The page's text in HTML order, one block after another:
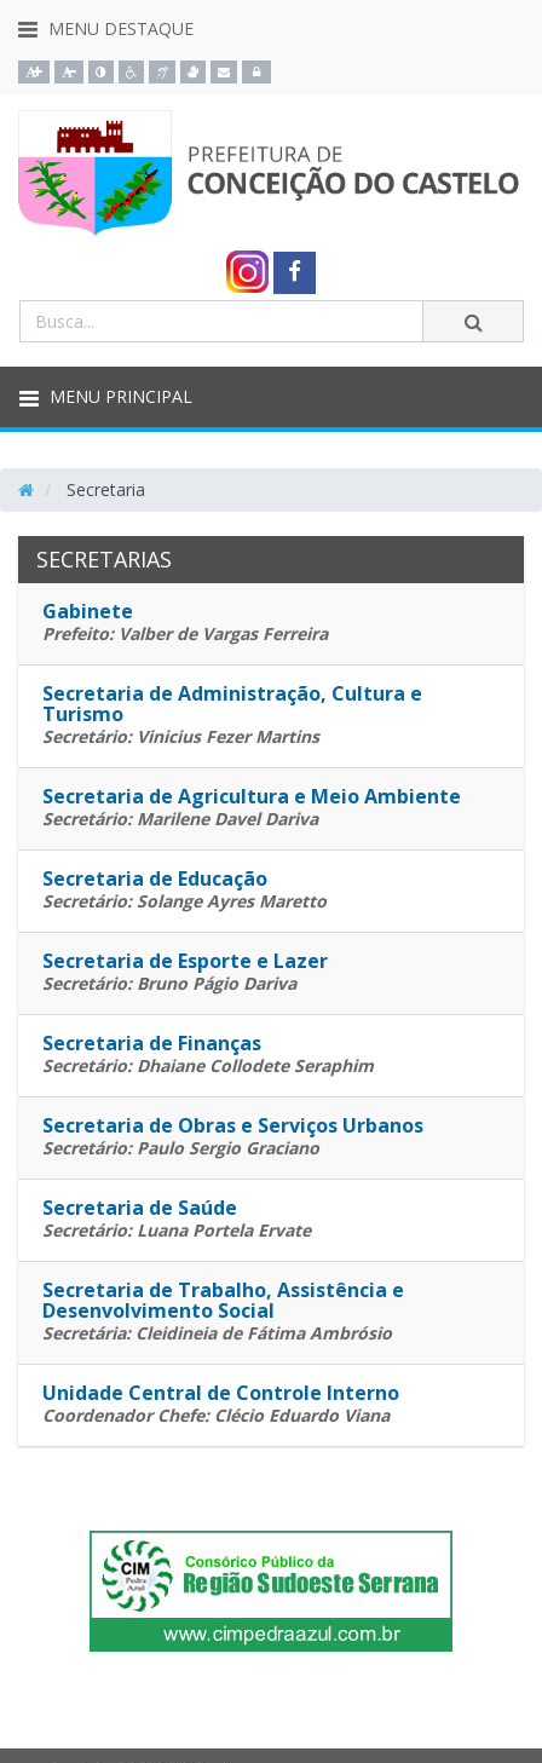
MENU DESTAQUE
Ação para aumentar tamanho da fonte do site
Ação para diminuir tamanho da fonte do site
Ação para aplicar auto contraste no site
Acessar página sobre acessibilidade do site
Acessar página sobre NVDA - Leitor de Tela
Acessar página sobre VLibras - Tradutor de Libras
Acessar Webmail
Acessar Intranet
PREFEITURA
DE
CONCEIÇÃO
DO
CASTELO
ES
-
Link
para
página
inicial
Link
externo
para
Termos
MENU PRINCIPAL
Secretaria
SECRETARIAS
Gabinete
Prefeito: Valber de Vargas Ferreira
Secretaria de Administração, Cultura e
Turismo
Secretário: Vinicius Fezer Martins
Secretaria de Agricultura e Meio Ambiente
Secretário: Marilene Davel Dariva
Secretaria de Educação
Secretário: Solange Ayres Maretto
Secretaria de Esporte e Lazer
Secretário: Bruno Págio Dariva
Secretaria de Finanças
Secretário: Dhaiane Collodete Seraphim
Secretaria de Obras e Serviços Urbanos
Secretário: Paulo Sergio Graciano
Secretaria de Saúde
Secretário: Luana Portela Ervate
Secretaria de Trabalho, Assistência e
Desenvolvimento Social
Secretária: Cleidineia de Fátima Ambrósio
Unidade Central de Controle Interno
Coordenador Chefe: Clécio Eduardo Viana